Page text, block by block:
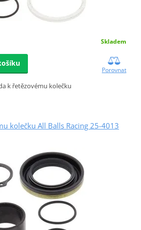
Skladem
Porovnat
k řetězovému kolečku
kolečku All Balls Racing 25-4013